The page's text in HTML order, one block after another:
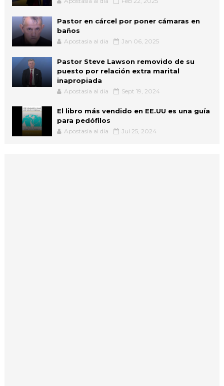
Pastor en cárcel por poner cámaras en
baños
Apostasia al dia Jan 06, 2025
Pastor Steve Lawson removido de su
puesto por relación extra marital
inapropiada
Apostasia al dia Sept 19, 2024
El libro más vendido en EE.UU es una guía
para pedófilos
Apostasia al dia Jul 25, 2024